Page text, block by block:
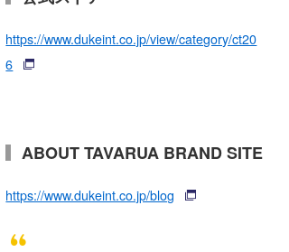
https://www.dukeint.co.jp/view/category/ct20
6
ABOUT TAVARUA BRAND SITE
https://www.dukeint.co.jp/blog